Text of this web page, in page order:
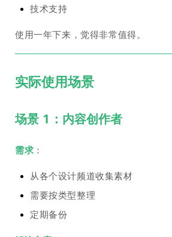
技术支持
使用一年下来，觉得非常值得。
实际使用场景
场景 1：内容创作者
需求 ：
从各个设计频道收集素材
需要按类型整理
定期备份